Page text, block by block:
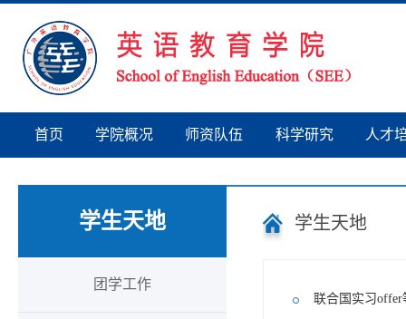
首页 学院概况 师资队伍 科学研究 人才
学生天地
团学工作
学生天地
联合国实习offer